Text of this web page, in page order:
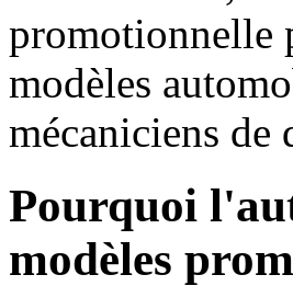
promotionnelle
modèles
mécaniciens de
Pourquoi
modèles